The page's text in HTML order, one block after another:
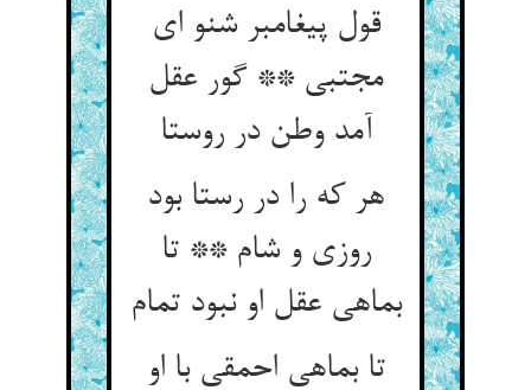
قول پیغامبر شنو ای
مجتبی ** گور عقل
آمد وطن در روستا
هر که را در رستا بود
روزی و شام ** تا
بماهی عقل او نبود تمام
تا بماهی احمقی با او